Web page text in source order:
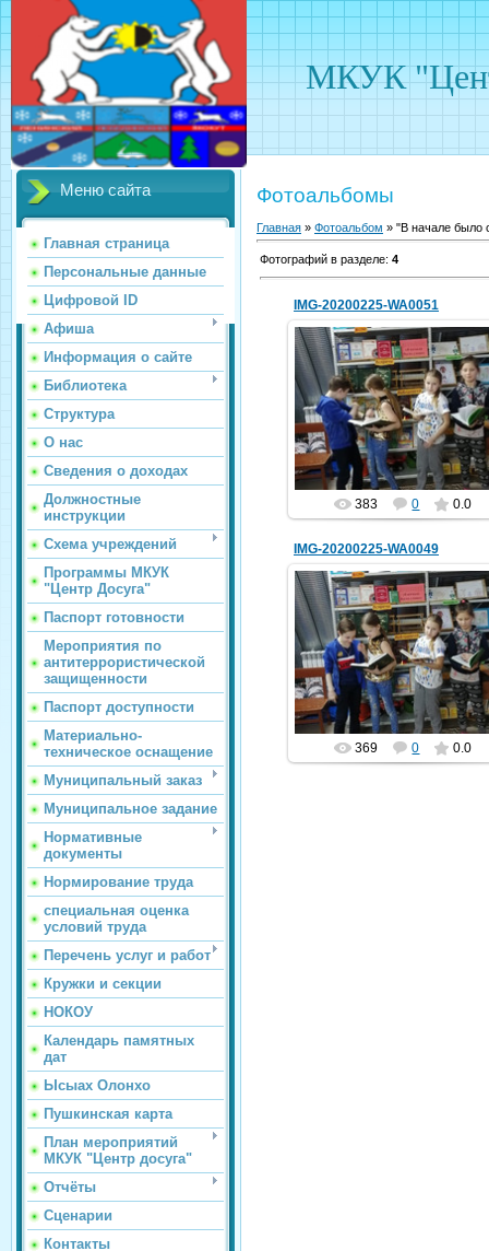
МКУК
Меню сайта
Главная страница
Персональные данные
Цифровой ID
Афиша
Информация о сайте
Библиотека
Структура
О нас
Сведения о доходах
Должностные
инструкции
Схема учреждений
Программы МКУК
"Центр Досуга"
Паспорт готовности
Мероприятия по
антитеррористической
защищенности
Паспорт доступности
Материально-
техническое оснащение
Муниципальный заказ
Муниципальное задание
Нормативные
документы
Нормирование труда
специальная оценка
условий труда
Перечень услуг и работ
Кружки и секции
НОКОУ
Календарь памятных
дат
Ысыах Олонхо
Пушкинская карта
План мероприятий
МКУК "Центр досуга"
Отчёты
Сценарии
Контакты
Фотоальбомы
Главная » Фотоальбом » "В начале было
Фотографий в разделе: 4
IMG-20200225-WA0051
25.02.2020
Сл4
hololenkomariya
383 0 0.0
IMG-20200225-WA0049
25.02.2020
Сл2
hololenkomariya
369 0 0.0